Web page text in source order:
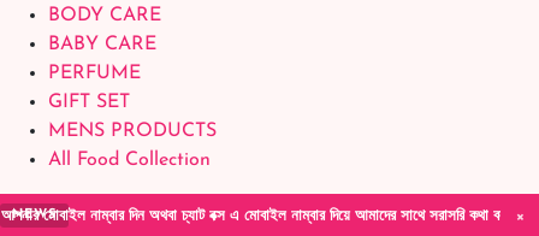
BODY CARE
BABY CARE
PERFUME
GIFT SET
MENS PRODUCTS
All Food Collection
×
NEWSদিন অথবা চ্যাট বক্স এ মোবাইল নাম্বার দিয়ে আমাদের সাথে সরাসরি কথা বলুন| আমাদের